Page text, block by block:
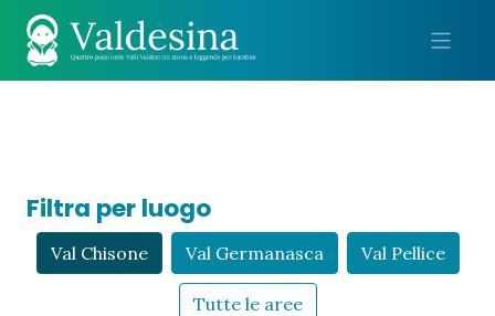
Filtra per luogo
Val Chisone Val Germanasca Val Pellice
Tutte le aree